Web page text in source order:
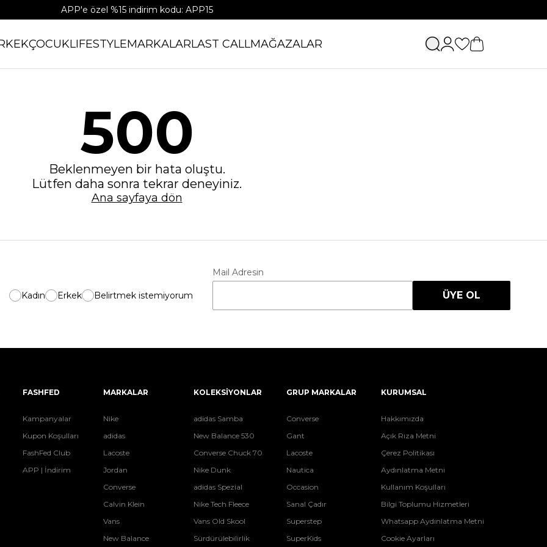
APP'e özel %15 indirim kodu: APP15
ÇOCUKLIFESTYLEMARKALARLAST CALLMAĞAZALAR
500
Beklenmeyen bir hata oluştu.
Lütfen daha sonra tekrar deneyiniz.
Ana sayfaya dön
Kadın Erkek Belirtmek istemiyorum
Mail Adresin
ÜYE OL
FASHFED
Kampanyalar
Kupon Koşulları
FashFed Club
APP | İndirim
MARKALAR
Nike
adidas
Lacoste
Jordan
Converse
Calvin Klein
Vans
New Balance
KOLEKSİYONLAR
adidas Samba
New Balance 530
Converse Chuck 70
Nike Dunk
adidas Spezial
Nike Tech Fleece
Vans Old Skool
Sürdürülebilirlik
GRUP MARKALAR
Converse
Gant
Lacoste
Nautica
Occasion
Sanal Çadır
Superstep
SuperKids
KURUMSAL
Hakkımızda
Açık Rıza Metni
Çerez Politikası
Aydınlatma Metni
Kullanım Koşulları
Bilgi Toplumu Hizmetleri
Whatsapp Aydınlatma Metni
Cookie Ayarları